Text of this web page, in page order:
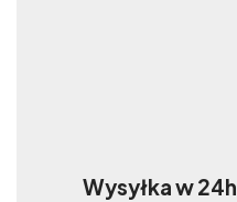
Wysyłka w 24h